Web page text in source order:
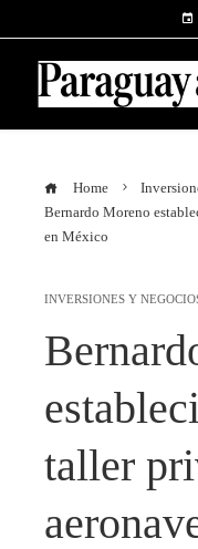
Home
Bernardo Moreno
en México
INVERSIONES Y
taller